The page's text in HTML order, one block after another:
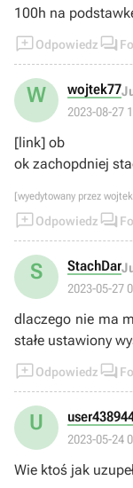
100h na
Odpowiedz 
W wojtek77
2023-08-27
[link] ob
ok zachopdniej
[wyedytowany przez
Odpowiedz 
S StachDar
2023-05-27
dlaczego nie ma
stałe ustawiony
Odpowiedz 
U
2023-05-24
Wie ktoś jak